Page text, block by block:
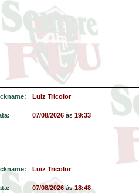
Luiz Tricolor
07/08/2026 às 19:33
Luiz Tricolor
07/08/2026 às18:48